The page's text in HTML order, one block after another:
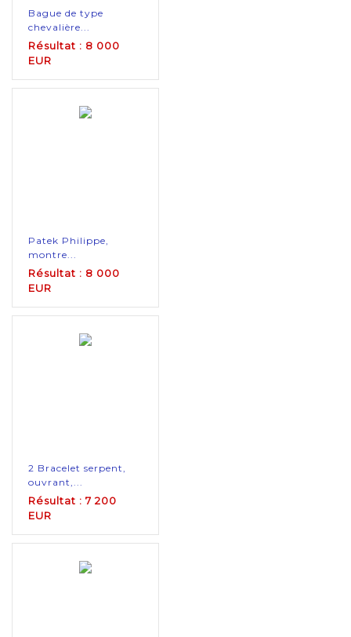
Bague de type
chevalière...
Résultat : 8 000
EUR
Patek Philippe,
montre...
Résultat : 8 000
EUR
2 Bracelet serpent,
ouvrant,...
Résultat : 7 200
EUR